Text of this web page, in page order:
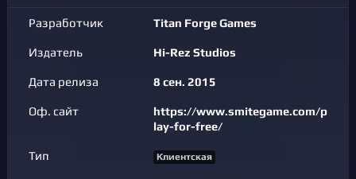
Разработчик Titan Forge Games
Издатель Hi-Rez Studios
Дата релиза 8 сен. 2015
Оф. сайт
https://www.smitegame.com/p
lay-for-free/
Тип Клиентская